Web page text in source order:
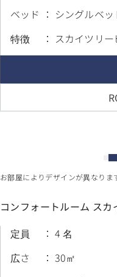
ベッド
シングルベ
特徴
スカイツリ
お部屋によりデザインが異なりま
コンフォートルーム スカ
定員
4 名
広さ
30